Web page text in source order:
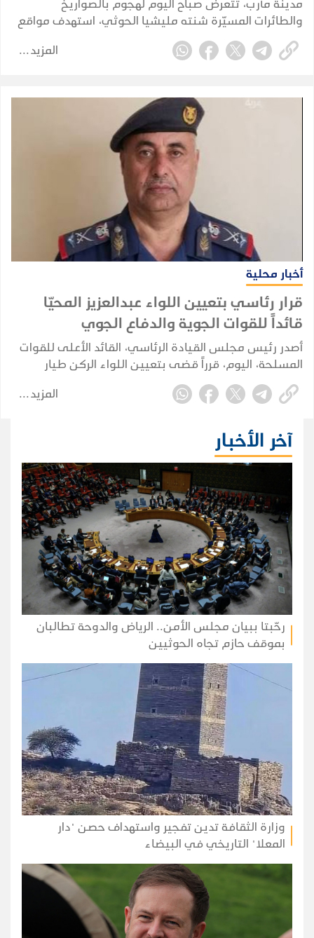
مدينة مأرب، تتعرض صباح اليوم لهجوم بالصواريخ
والطائرات المسيّرة شنته مليشيا الحوثي، استهدف مواقع
شمالي المدينة، وفق ما أكدته مصادر محلية.
المزيد
أخبار محلية
قرار رئاسي بتعيين اللواء عبدالعزيز المحيّا
قائداً للقوات الجوية والدفاع الجوي
أصدر رئيس مجلس القيادة الرئاسي، القائد الأعلى للقوات
المسلحة، اليوم، قرراً قضى بتعيين اللواء الركن طيار
عبدالعزيز سعيد هزاع المحيا قائداً للقوات الجوية والدفاع
الجوي.
المزيد
آخر الأخبار
رحّبتا ببيان مجلس الأمن.. الرياض والدوحة تطالبان
بموقف حازم تجاه الحوثيين
وزارة الثقافة تدين تفجير واستهداف حصن "دار
المعلا" التاريخي في البيضاء